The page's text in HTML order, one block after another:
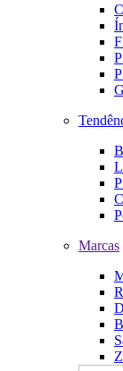
Marcas